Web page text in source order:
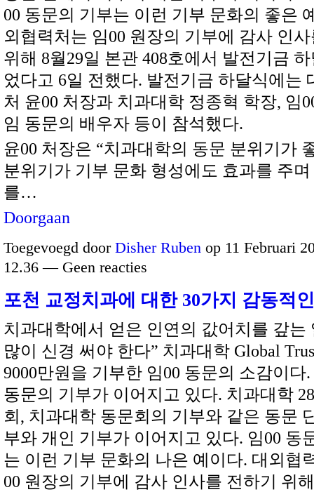
00 동문의 기부는 이런 기부 문화의 좋은
외협력처는 임00 원장의 기부에 감사 인
위해 8월29일 본관 408호에서 발전기금
었다고 6일 전했다. 발전기금 하달식에는
처 윤00 처장과 치과대학 정종혁 학장, 임
임 동문의 배우자 등이 참석했다.
윤00 처장은 “치과대학의 동문 분위기가
분위기가 기부 문화 형성에도 효과를 주
를…
Doorgaan
Toegevoegd door Disher Ruben op 11 Februari
12.36 — Geen reacties
포천 교정치과에 대한 30가지 감동적
치과대학에서 얻은 인연의 값어치를 갚는
많이 신경 써야 한다” 치과대학 Global
9000만원을 기부한 임00 동문의 소감이다
동문의 기부가 이어지고 있다. 치과대학
회, 치과대학 동문회의 기부와 같은 동문
부와 개인 기부가 이어지고 있다. 임00 동
는 이런 기부 문화의 나은 예이다. 대외협
00 원장의 기부에 감사 인사를 전하기 위